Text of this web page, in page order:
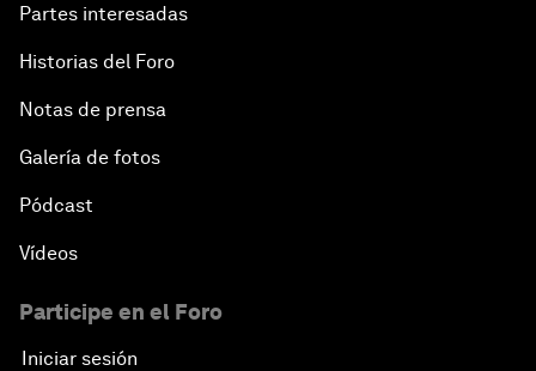
Partes interesadas
Historias del Foro
Notas de prensa
Galería de fotos
Pódcast
Vídeos
Participe en el Foro
Iniciar sesión